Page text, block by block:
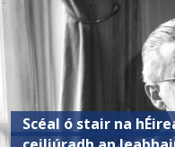
Scéal ó stair na